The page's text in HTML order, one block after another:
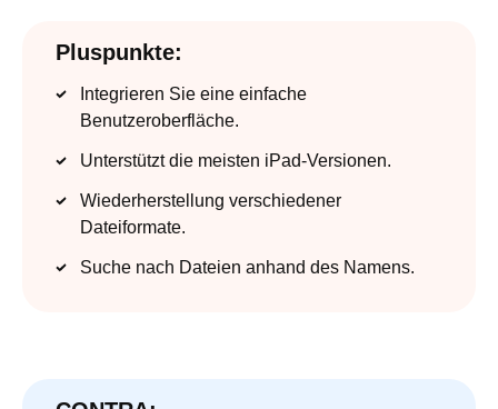
Pluspunkte:
Integrieren Sie eine einfache
Benutzeroberfläche.
Unterstützt die meisten iPad-Versionen.
Wiederherstellung verschiedener
Dateiformate.
Suche nach Dateien anhand des Namens.